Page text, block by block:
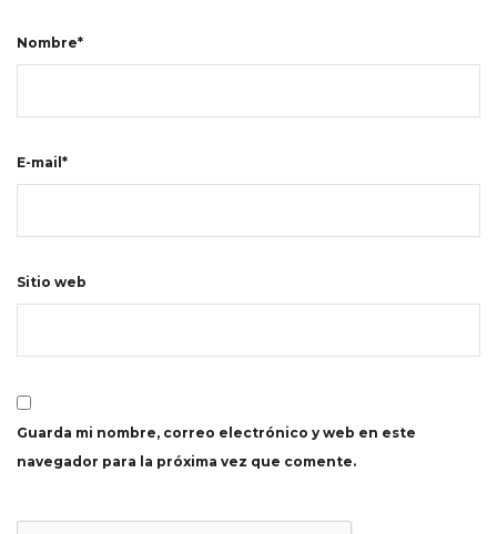
Nombre*
E-mail*
Sitio web
Guarda mi nombre, correo electrónico y web en este
navegador para la próxima vez que comente.